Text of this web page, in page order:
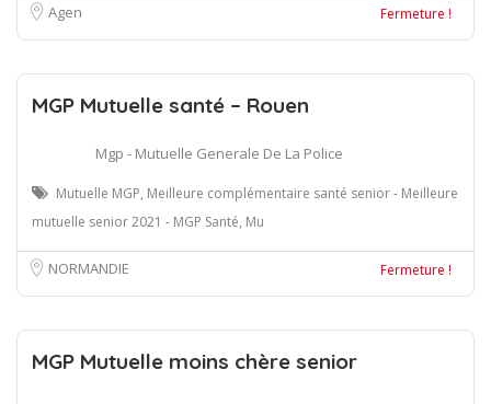
Agen Fermeture !
MGP Mutuelle santé – Rouen
Mgp - Mutuelle Generale De La Police
Mutuelle MGP, Meilleure complémentaire santé senior - Meilleure
mutuelle senior 2021 - MGP Santé, Mu
NORMANDIE Fermeture !
MGP Mutuelle moins chère senior